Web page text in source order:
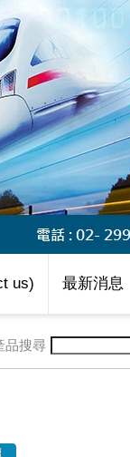
us) 最新消息
品搜尋